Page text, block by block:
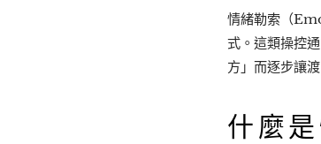
情緒勒索（
式。這類操控
方」而逐步讓
什麼